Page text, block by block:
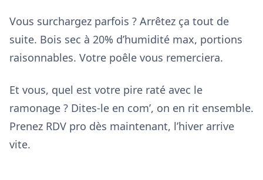
Vous surchargez parfois ? Arrêtez ça tout de
suite. Bois sec à 20% d’humidité max, portions
raisonnables. Votre poêle vous remerciera.
Et vous, quel est votre pire raté avec le
ramonage ? Dites-le en com’, on en rit ensemble.
Prenez RDV pro dès maintenant, l’hiver arrive
vite.